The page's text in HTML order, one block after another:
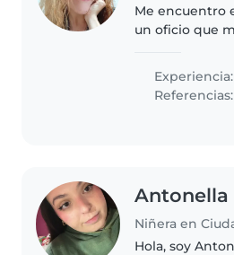
Me encuentro
un oficio que
satisfactoria
empleador.
experiencia
Referencias:
Antonella
Hola, soy